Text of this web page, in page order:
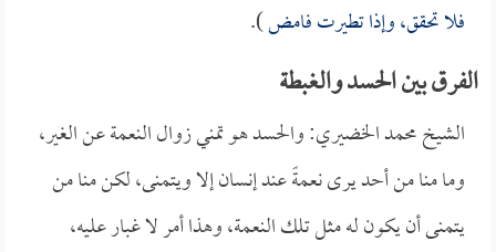
فلا تحقق، وإذا تطيرت فامض).
الفرق بين الحسد والغبطة
الشيخ محمد الخضيري: والحسد هو تمني زوال النعمة عن الغير،
وما منا من أحد يرى نعمةً عند إنسان إلا ويتمنى، لكن منا من
يتمنى أن يكون له مثل تلك النعمة، وهذا أمر لا غبار عليه،